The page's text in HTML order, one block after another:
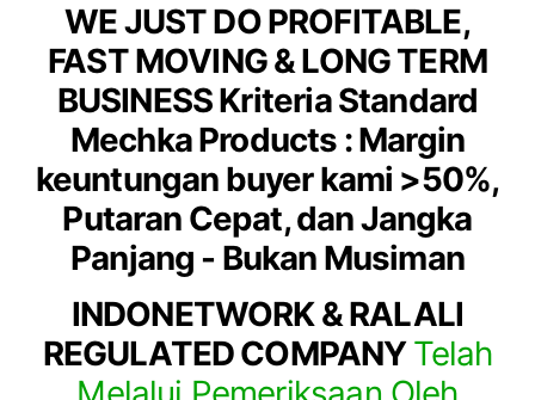
WE JUST DO PROFITABLE,
FAST MOVING & LONG TERM
BUSINESSKriteria Standard
Mechka Products : Margin
keuntungan buyer kami >50%,
Putaran Cepat, dan Jangka
Panjang - Bukan Musiman
INDONETWORK & RALALI
REGULATED COMPANYTelah